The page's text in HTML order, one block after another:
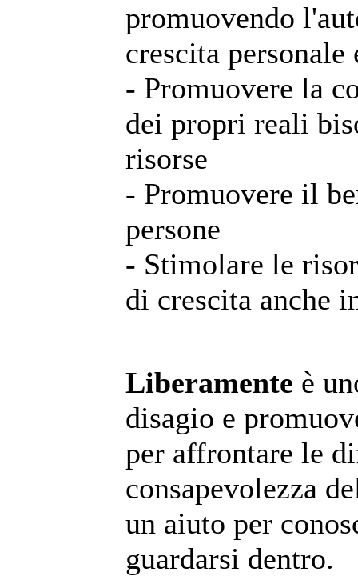
promuovendo
crescita
- Promuovere la
dei propri reali
risorse
- Promuovere il
persone
- Stimolare le
di crescita anche
Liberamente è
disagio e
per affrontare le
consapevolezza
un aiuto per
guardarsi dentro.